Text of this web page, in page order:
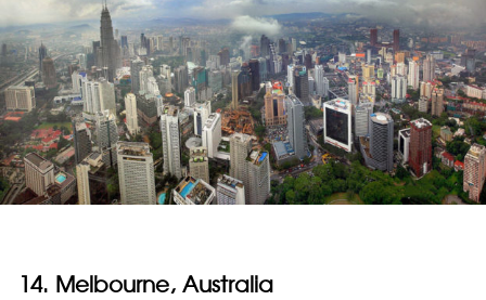
14. Melbourne, Australia